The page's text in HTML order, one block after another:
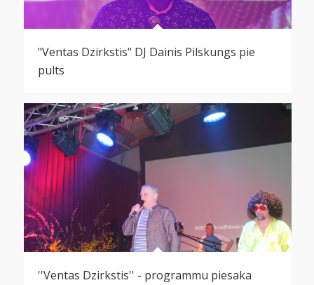
"Ventas Dzirkstis" DJ Dainis Pilskungs pie
pults
''Ventas Dzirkstis'' - programmu piesaka